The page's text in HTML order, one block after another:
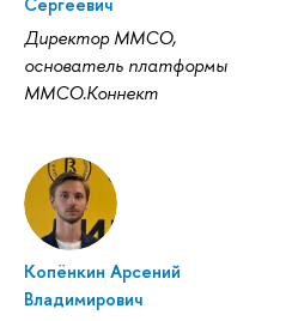
Директор ММСО,
основатель платформы
ММСО.Коннект
Копёнкин Арсений
ладимирович